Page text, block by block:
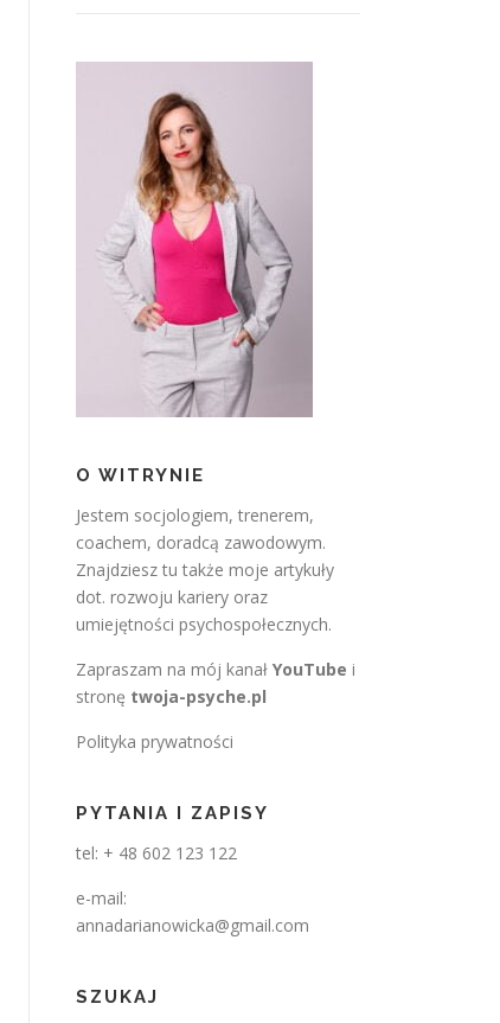
O WITRYNIE
Jestem socjologiem, trenerem,
coachem, doradcą zawodowym.
Znajdziesz tu także moje artykuły
dot. rozwoju kariery oraz
umiejętności psychospołecznych.
Zapraszam na mój kanał YouTube i
stronę twoja-psyche.pl
Polityka prywatności
PYTANIA I ZAPISY
tel: + 48 602 123 122
e-mail:
annadarianowicka@gmail.com
SZUKAJ